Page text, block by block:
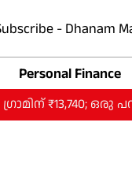
- Dhanam
Personal Finance
ഒരു പവന്